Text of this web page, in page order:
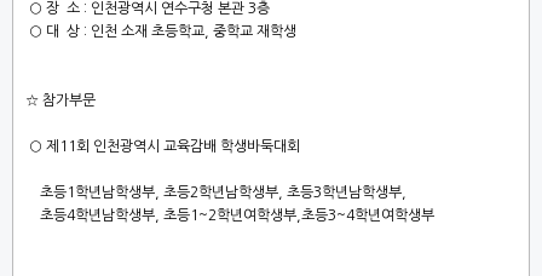
○ 장 소 : 인천광역시 연수구청 본관 3층
○ 대 상 : 인천 소재 초등학교 중학교 재학생
☆ 참가부문
○ 제 11 회 인천광역시 교육감배 학생바둑대회
초등1 학년남학생부 초등2학년남학생부 초등3학년남학생부
초등4학년남학생부 초등1~2학년여학생부 초등3~4학년여학생부